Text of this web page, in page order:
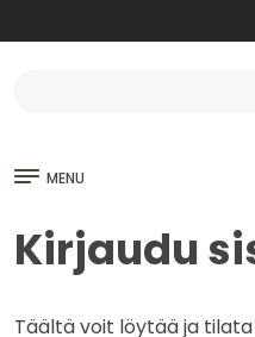
MENU
Kirjaudu
Täältä voit löytää ja